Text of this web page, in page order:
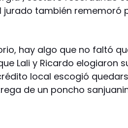
jurado también rememoró
hay algo que no faltó
Lali y Ricardo elogiaron
local escogió
de un poncho